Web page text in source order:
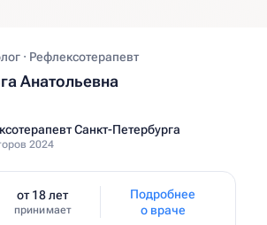
· Рефлексотерапевт
Анатольевна
Санкт-Петербурга
2024
от 18 лет
принимает
Подробнее
о враче